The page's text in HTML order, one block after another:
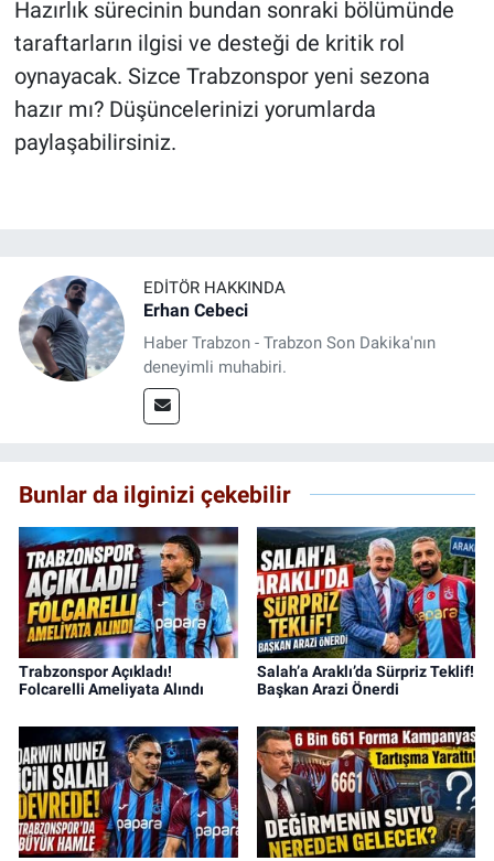
Hazırlık sürecinin bundan sonraki bölümünde
taraftarların ilgisi ve desteği de kritik rol
oynayacak. Sizce Trabzonspor yeni sezona
hazır mı? Düşüncelerinizi yorumlarda
paylaşabilirsiniz.
EDITÖR HAKKINDA
Erhan Cebeci
Haber Trabzon - Trabzon Son Dakika'nın
deneyimli muhabiri.
Bunlar da ilginizi çekebilir
Trabzonspor Açıkladı!
Folcarelli Ameliyata Alındı
Salah’a Araklı’da Sürpriz Teklif!
Başkan Arazi Önerdi